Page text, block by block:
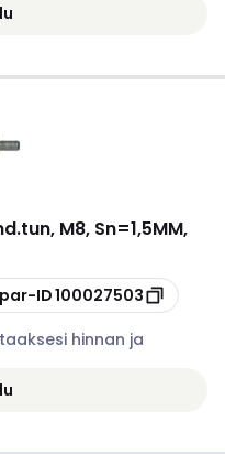
M8, Sn=1,5MM,
ID100027503
hinnan ja